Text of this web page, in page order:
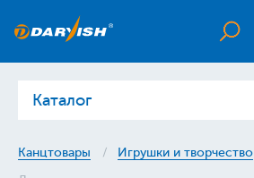
Каталог
Канцтовары Игрушки и творчество